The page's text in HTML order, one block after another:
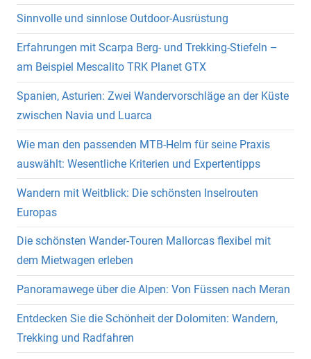
Sinnvolle und sinnlose Outdoor-Ausrüstung
Erfahrungen mit Scarpa Berg- und Trekking-Stiefeln –
am Beispiel Mescalito TRK Planet GTX
Spanien, Asturien: Zwei Wandervorschläge an der Küste
zwischen Navia und Luarca
Wie man den passenden MTB-Helm für seine Praxis
auswählt: Wesentliche Kriterien und Expertentipps
Wandern mit Weitblick: Die schönsten Inselrouten
Europas
Die schönsten Wander-Touren Mallorcas flexibel mit
dem Mietwagen erleben
Panoramawege über die Alpen: Von Füssen nach Meran
Entdecken Sie die Schönheit der Dolomiten: Wandern,
Trekking und Radfahren